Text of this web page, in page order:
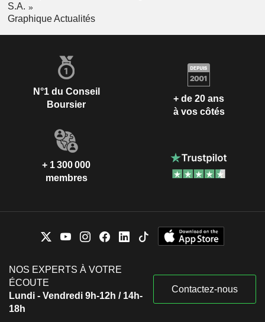
S.A.
Graphique Actualités
N°1 du Conseil
Boursier
+ de 20 ans
à vos côtés
+ 1 300 000
membres
NOS EXPERTS À VOTRE
ÉCOUTE
Lundi - Vendredi 9h-12h / 14h-
18h
Contactez-nous